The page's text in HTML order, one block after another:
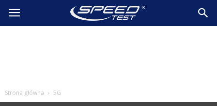
SpeedTest.pl
Strona główna 5G